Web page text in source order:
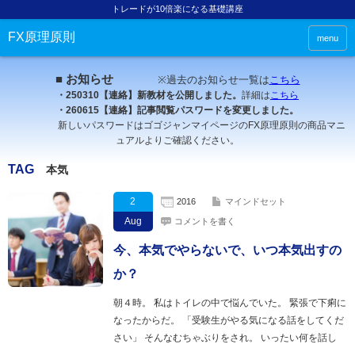
トレードが10倍楽になる基礎講座
FX原理原則 menu
■ お知らせ ※過去のお知らせ一覧はこちら
・250310【連絡】新教材を公開しました。 詳細はこちら
・260615【連絡】記事閲覧パスワードを変更しました。
新しいパスワードはゴゴジャンマイページのFX原理原則の商品マニ
ュアルよりご確認ください。
TAG 本気
2
Aug
2016 マインドセット
コメントを書く
今、本気でやらないで、いつ本気出すの
か？
朝４時。 私はトイレの中で悩んでいた。 緊張で下痢に
なったからだ。 「受験生がやる気になる話をしてくだ
さい」 そんなむちゃぶりをされ。 いったい何を話し